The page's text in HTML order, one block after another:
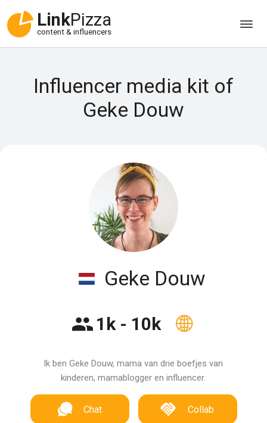
LinkPizza
content & influencers
Influencer media kit of
Geke Douw
Geke Douw
1k - 10k
Ik ben Geke Douw, mama van drie boefjes van
kinderen, mamablogger en influencer.
Chat Collab